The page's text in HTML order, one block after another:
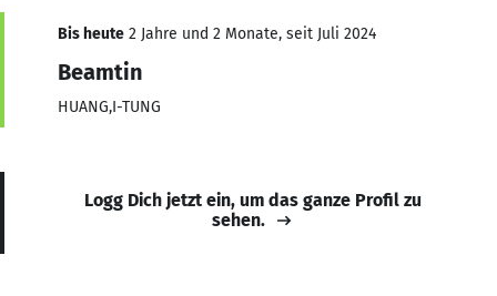
Bis heute 2 Jahre und 2 Monate, seit Juli 2024
Beamtin
HUANG,I-TUNG
Logg Dich jetzt ein, um das ganze Profil zu
sehen.